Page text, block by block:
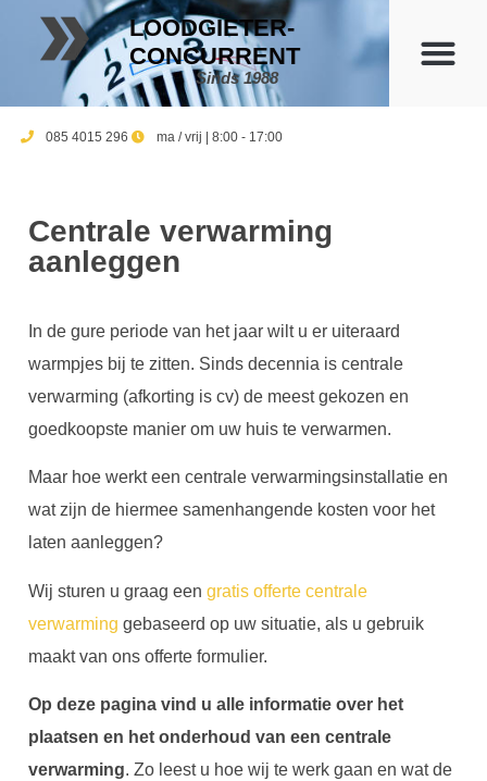
LOODGIETER-
CONCURRENT
Sinds 1988
085 4015 296 ma / vrij | 8:00 - 17:00
Centrale verwarming
aanleggen
In de gure periode van het jaar wilt u er uiteraard
warmpjes bij te zitten. Sinds decennia is centrale
verwarming (afkorting is cv) de meest gekozen en
goedkoopste manier om uw huis te verwarmen.
Maar hoe werkt een centrale verwarmingsinstallatie en
wat zijn de hiermee samenhangende kosten voor het
laten aanleggen?
Wij sturen u graag een gratis offerte centrale
verwarming gebaseerd op uw situatie, als u gebruik
maakt van ons offerte formulier.
Op deze pagina vind u alle informatie over het
plaatsen en het onderhoud van een centrale
verwarming. Zo leest u hoe wij te werk gaan en wat de